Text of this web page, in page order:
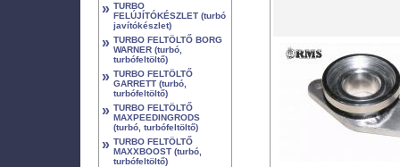
» TURBO
FELÚJÍTÓKÉSZLET (turbó
javítókészlet)
» TURBO FELTÖLTŐ BORG
WARNER (turbó,
turbófeltöltő)
» TURBO FELTÖLTŐ
GARRETT (turbó,
turbófeltöltő)
» TURBO FELTÖLTŐ
MAXPEEDINGRODS
(turbó, turbófeltöltő)
» TURBO FELTÖLTŐ
MAXXBOOST (turbó,
turbófeltöltő)